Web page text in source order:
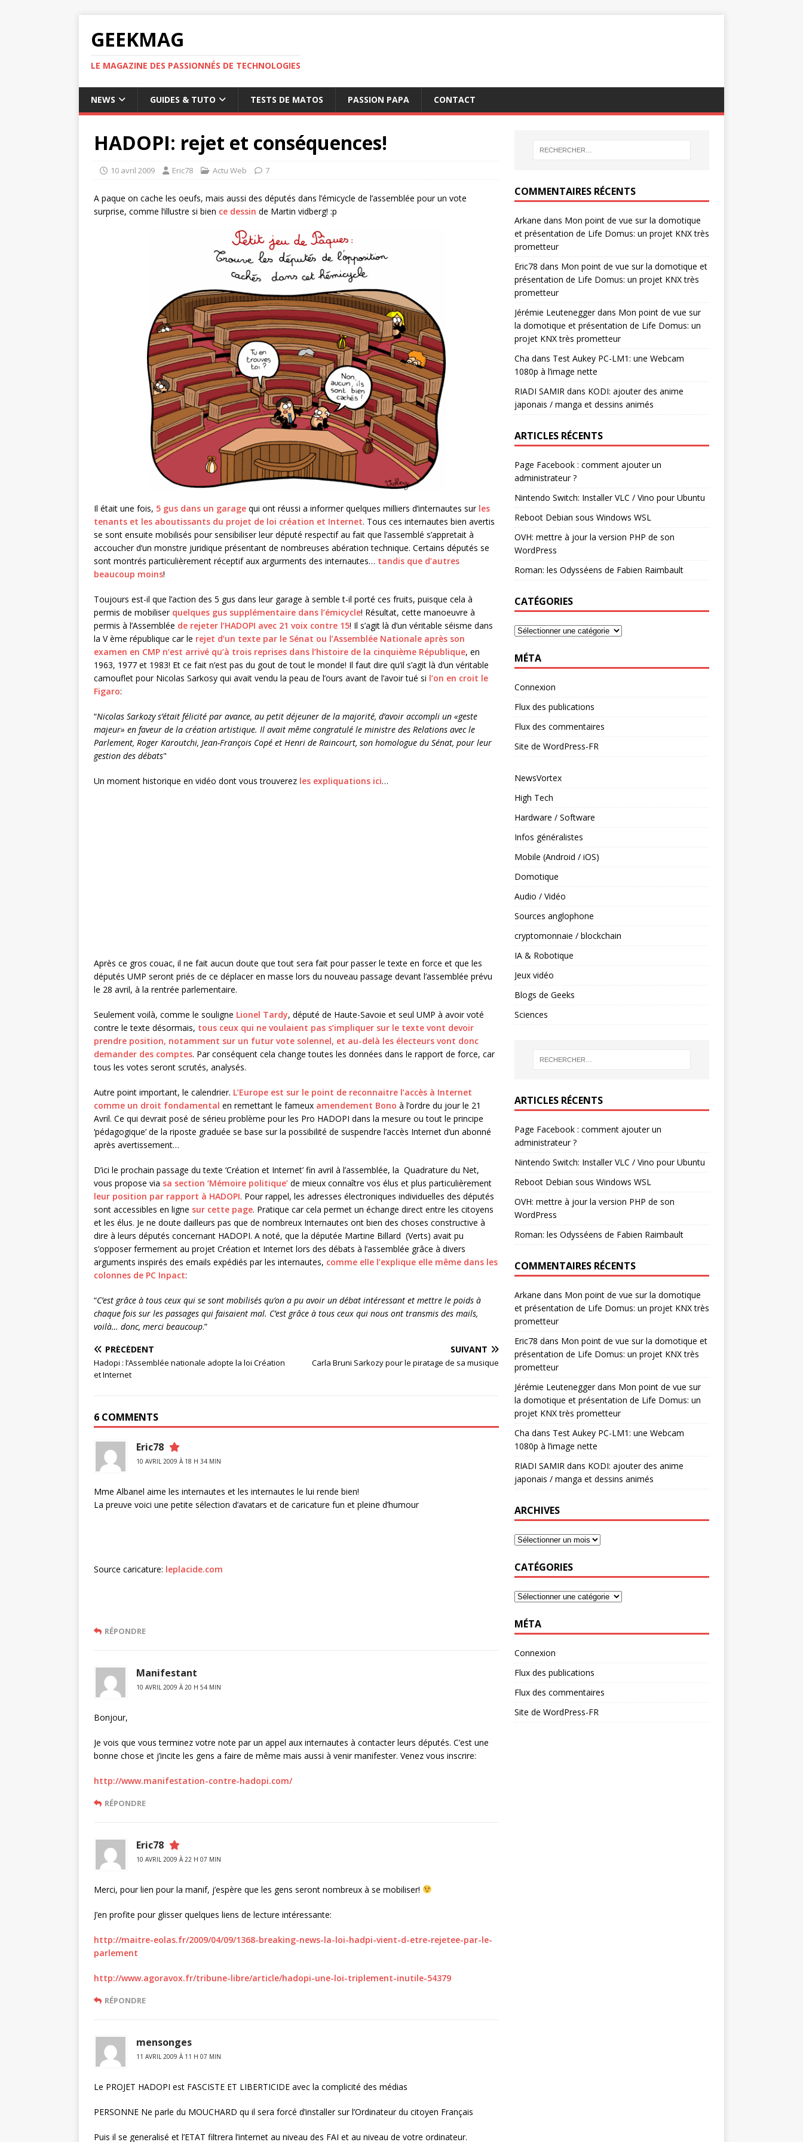
GEEKMAG
LE MAGAZINE DES PASSIONNÉS DE TECHNOLOGIES
NEWS GUIDES & TUTO TESTS DE MATOS PASSION PAPA CONTACT
HADOPI: rejet et conséquences!
10 avril 2009 Eric78 Actu Web 7
A paque on cache les oeufs, mais aussi des députés dans l’émicycle de l’assemblée pour un vote
surprise, comme l’illustre si bien ce dessin de Martin vidberg! :p
Il était une fois, 5 gus dans un garage qui ont réussi a informer quelques milliers d’internautes sur les
tenants et les aboutissants du projet de loi création et Internet. Tous ces internautes bien avertis
se sont ensuite mobilisés pour sensibiliser leur député respectif au fait que l’assemblé s’appretait à
accoucher d’un monstre juridique présentant de nombreuses abération technique. Certains députés se
sont montrés particulièrement réceptif aux argurments des internautes… tandis que d’autres
beaucoup moins!
Toujours est-il que l’action des 5 gus dans leur garage à semble t-il porté ces fruits, puisque cela à
permis de mobiliser quelques gus supplémentaire dans l’émicycle! Résultat, cette manoeuvre à
permis à l’Assemblée de rejeter l’HADOPI avec 21 voix contre 15! Il s’agit là d’un véritable séisme dans
la V ème république car le rejet d’un texte par le Sénat ou l’Assemblée Nationale après son
examen en CMP n’est arrivé qu’à trois reprises dans l’histoire de la cinquième République, en
1963, 1977 et 1983! Et ce fait n’est pas du gout de tout le monde! Il faut dire qu’il s’agit là d’un véritable
camouflet pour Nicolas Sarkosy qui avait vendu la peau de l’ours avant de l’avoir tué si l’on en croit le
Figaro:
“Nicolas Sarkozy s’était félicité par avance, au petit déjeuner de la majorité, d’avoir accompli un «geste
majeur» en faveur de la création artistique. Il avait même congratulé le ministre des Relations avec le
Parlement, Roger Karoutchi, Jean-François Copé et Henri de Raincourt, son homologue du Sénat, pour leur
gestion des débats"
Un moment historique en vidéo dont vous trouverez les expliquations ici…
Après ce gros couac, il ne fait aucun doute que tout sera fait pour passer le texte en force et que les
députés UMP seront priés de ce déplacer en masse lors du nouveau passage devant l’assemblée prévu
le 28 avril, à la rentrée parlementaire.
Seulement voilà, comme le souligne Lionel Tardy, député de Haute-Savoie et seul UMP à avoir voté
contre le texte désormais, tous ceux qui ne voulaient pas s’impliquer sur le texte vont devoir
prendre position, notamment sur un futur vote solennel, et au-delà les électeurs vont donc
demander des comptes. Par conséquent cela change toutes les données dans le rapport de force, car
tous les votes seront scrutés, analysés.
Autre point important, le calendrier. L’Europe est sur le point de reconnaitre l’accès à Internet
comme un droit fondamental en remettant le fameux amendement Bono à l’ordre du jour le 21
Avril. Ce qui devrait posé de sérieu problème pour les Pro HADOPI dans la mesure ou tout le principe
‘pédagogique’ de la riposte graduée se base sur la possibilité de suspendre l’accès Internet d’un abonné
après avertissement…
D’ici le prochain passage du texte ‘Création et Internet’ fin avril à l’assemblée, la Quadrature du Net,
vous propose via sa section ‘Mémoire politique’ de mieux connaître vos élus et plus particulièrement
leur position par rapport à HADOPI. Pour rappel, les adresses électroniques individuelles des députés
sont accessibles en ligne sur cette page. Pratique car cela permet un échange direct entre les citoyens
et les élus. Je ne doute dailleurs pas que de nombreux Internautes ont bien des choses constructive à
dire à leurs députés concernant HADOPI. A noté, que la députée Martine Billard (Verts) avait pu
s’opposer fermement au projet Création et Internet lors des débats à l’assemblée grâce à divers
arguments inspirés des emails expédiés par les internautes, comme elle l’explique elle même dans les
colonnes de PC Inpact:
“C’est grâce à tous ceux qui se sont mobilisés qu’on a pu avoir un débat intéressant et mettre le poids à
chaque fois sur les passages qui faisaient mal. C’est grâce à tous ceux qui nous ont transmis des mails,
voilà… donc, merci beaucoup.”
PRÉCÉDENT
Hadopi : l’Assemblée nationale adopte la loi Création
et Internet
SUIVANT
Carla Bruni Sarkozy pour le piratage de sa musique
6 COMMENTS
Eric78
10 AVRIL 2009 À 18 H 34 MIN
Mme Albanel aime les internautes et les internautes le lui rende bien!
La preuve voici une petite sélection d’avatars et de caricature fun et pleine d’humour
Source caricature: leplacide.com
RÉPONDRE
Manifestant
10 AVRIL 2009 À 20 H 54 MIN
Bonjour,
Je vois que vous terminez votre note par un appel aux internautes à contacter leurs députés. C’est une
bonne chose et j’incite les gens a faire de même mais aussi à venir manifester. Venez vous inscrire:
http://www.manifestation-contre-hadopi.com/
RÉPONDRE
Eric78
10 AVRIL 2009 À 22 H 07 MIN
Merci, pour lien pour la manif, j’espère que les gens seront nombreux à se mobiliser!
J’en profite pour glisser quelques liens de lecture intéressante:
http://maitre-eolas.fr/2009/04/09/1368-breaking-news-la-loi-hadpi-vient-d-etre-rejetee-par-le-
parlement
http://www.agoravox.fr/tribune-libre/article/hadopi-une-loi-triplement-inutile-54379
RÉPONDRE
mensonges
11 AVRIL 2009 À 11 H 07 MIN
Le PROJET HADOPI est FASCISTE ET LIBERTICIDE avec la complicité des médias
PERSONNE Ne parle du MOUCHARD qu il sera forcé d’installer sur l’Ordinateur du citoyen Français
Puis il se generalisé et l’ETAT filtrera l’internet au niveau des FAI et au niveau de votre ordinateur.
COMMENTAIRES RÉCENTS
Arkane dans Mon point de vue sur la domotique
et présentation de Life Domus: un projet KNX très
prometteur
Eric78 dans Mon point de vue sur la domotique et
présentation de Life Domus: un projet KNX très
prometteur
Jérémie Leuteneggerdans Mon point de vue sur
la domotique et présentation de Life Domus: un
projet KNX très prometteur
Cha dans Test Aukey PC-LM1: une Webcam
1080p à l’image nette
RIADI SAMIR dans KODI: ajouter des anime
japonais / manga et dessins animés
ARTICLES RÉCENTS
Page Facebook : comment ajouter un
administrateur ?
Nintendo Switch: Installer VLC / Vino pour Ubuntu
Reboot Debian sous Windows WSL
OVH: mettre à jour la version PHP de son
WordPress
Roman: les Odysséens de Fabien Raimbault
CATÉGORIES
MÉTA
Connexion
Flux des publications
Flux des commentaires
Site de WordPress-FR
NewsVortex
High Tech
Hardware / Software
Infos généralistes
Mobile (Android / iOS)
Domotique
Audio / Vidéo
Sources anglophone
cryptomonnaie / blockchain
IA & Robotique
Jeux vidéo
Blogs de Geeks
Sciences
ARTICLES RÉCENTS
Page Facebook : comment ajouter un
administrateur ?
Nintendo Switch: Installer VLC / Vino pour Ubuntu
Reboot Debian sous Windows WSL
OVH: mettre à jour la version PHP de son
WordPress
Roman: les Odysséens de Fabien Raimbault
COMMENTAIRES RÉCENTS
Arkane dans Mon point de vue sur la domotique
et présentation de Life Domus: un projet KNX très
prometteur
Eric78 dans Mon point de vue sur la domotique et
présentation de Life Domus: un projet KNX très
prometteur
Jérémie Leuteneggerdans Mon point de vue sur
la domotique et présentation de Life Domus: un
projet KNX très prometteur
Cha dans Test Aukey PC-LM1: une Webcam
1080p à l’image nette
RIADI SAMIRdans KODI: ajouter des anime
japonais / manga et dessins animés
ARCHIVES
CATÉGORIES
MÉTA
Connexion
Flux des publications
Flux des commentaires
Site de WordPress-FR